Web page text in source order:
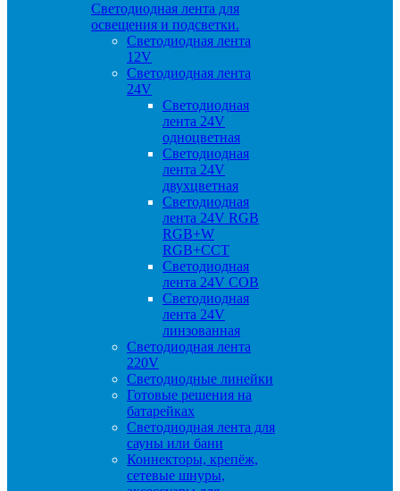
Светодиодная лента для
освещения и подсветки.
Светодиодная лента
12V
Светодиодная лента
24V
Светодиодная
лента 24V
одноцветная
Светодиодная
лента 24V
двухцветная
Светодиодная
лента 24V RGB
RGB+W
RGB+CCT
Светодиодная
лента 24V COB
Светодиодная
лента 24V
линзованная
Светодиодная лента
220V
Светодиодные линейки
Готовые решения на
батарейках
Светодиодная лента для
сауны или бани
Коннекторы, крепёж,
сетевые шнуры,